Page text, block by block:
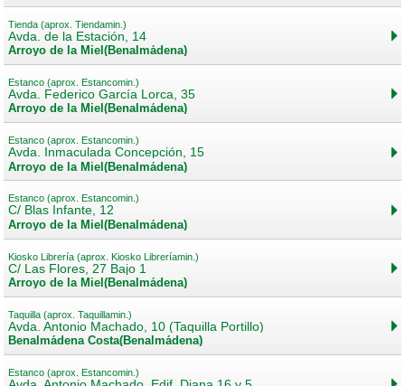
Tienda (aprox. Tiendamin.)
Avda. de la Estación, 14
Arroyo de la Miel(Benalmádena)
Estanco (aprox. Estancomin.)
Avda. Federico García Lorca, 35
Arroyo de la Miel(Benalmádena)
Estanco (aprox. Estancomin.)
Avda. Inmaculada Concepción, 15
Arroyo de la Miel(Benalmádena)
Estanco (aprox. Estancomin.)
C/ Blas Infante, 12
Arroyo de la Miel(Benalmádena)
Kiosko Librería (aprox. Kiosko Libreríamin.)
C/ Las Flores, 27 Bajo 1
Arroyo de la Miel(Benalmádena)
Taquilla (aprox. Taquillamin.)
Avda. Antonio Machado, 10 (Taquilla Portillo)
Benalmádena Costa(Benalmádena)
Estanco (aprox. Estancomin.)